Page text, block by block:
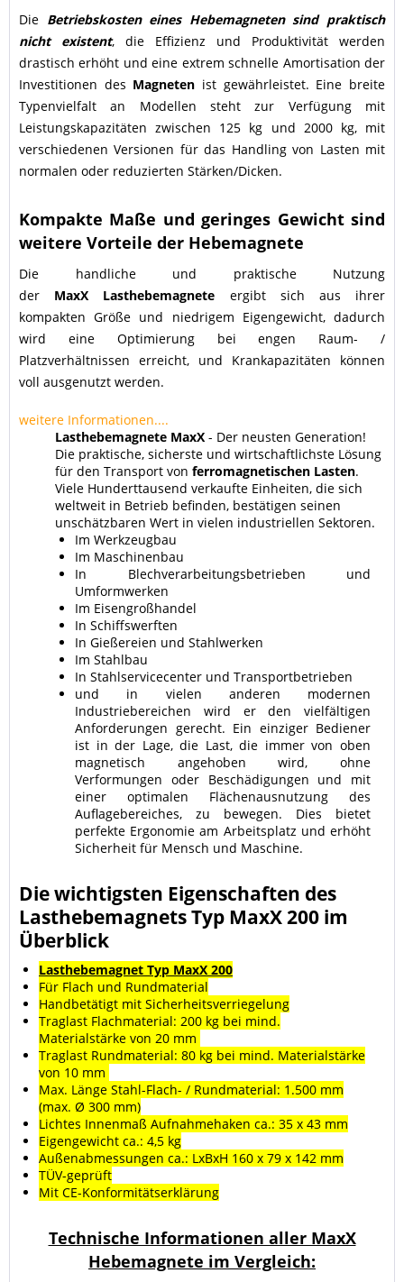
Die Betriebskosten eines Hebemagneten sind praktisch
nicht existent, die Effizienz und Produktivität werden
drastisch erhöht und eine extrem schnelle Amortisation der
Investitionen des Magneten ist gewährleistet. Eine breite
Typenvielfalt an Modellen steht zur Verfügung mit
Leistungskapazitäten zwischen 125 kg und 2000 kg, mit
verschiedenen Versionen für das Handling von Lasten mit
normalen oder reduzierten Stärken/Dicken.
Kompakte Maße und geringes Gewicht sind
weitere Vorteile der Hebemagnete
Die handliche und praktische Nutzung
der MaxX Lasthebemagnete ergibt sich aus ihrer
kompakten Größe und niedrigem Eigengewicht, dadurch
wird eine Optimierung bei engen Raum- /
Platzverhältnissen erreicht, und Krankapazitäten können
voll ausgenutzt werden.
weitere Informationen....
Lasthebemagnete MaxX - Der neusten Generation!
Die praktische, sicherste und wirtschaftlichste Lösung
für den Transport von ferromagnetischen Lasten.
Viele Hunderttausend verkaufte Einheiten, die sich
weltweit in Betrieb befinden, bestätigen seinen
unschätzbaren Wert in vielen industriellen Sektoren.
Im Werkzeugbau
Im Maschinenbau
In Blechverarbeitungsbetrieben und
Umformwerken
Im Eisengroßhandel
In Schiffswerften
In Gießereien und Stahlwerken
Im Stahlbau
In Stahlservicecenter und Transportbetrieben
und in vielen anderen modernen
Industriebereichen wird er den vielfältigen
Anforderungen gerecht. Ein einziger Bediener
ist in der Lage, die Last, die immer von oben
magnetisch angehoben wird, ohne
Verformungen oder Beschädigungen und mit
einer optimalen Flächenausnutzung des
Auflagebereiches, zu bewegen. Dies bietet
perfekte Ergonomie am Arbeitsplatz und erhöht
Sicherheit für Mensch und Maschine.
Die wichtigsten Eigenschaften des
Lasthebemagnets Typ MaxX 200 im
Überblick
Lasthebemagnet Typ MaxX 200
Für Flach und Rundmaterial
Handbetätigt mit Sicherheitsverriegelung
Traglast Flachmaterial: 200 kg bei mind.
Materialstärke von 20 mm
Traglast Rundmaterial: 80 kg bei mind. Materialstärke
von 10 mm
Max. Länge Stahl-Flach- / Rundmaterial: 1.500 mm
(max. Ø 300 mm)
Lichtes Innenmaß Aufnahmehaken ca.: 35 x 43 mm
Eigengewicht ca.: 4,5 kg
Außenabmessungen ca.: LxBxH 160 x 79 x 142 mm
TÜV-geprüft
Mit CE-Konformitätserklärung
Technische Informationen aller MaxX
Hebemagnete im Vergleich: